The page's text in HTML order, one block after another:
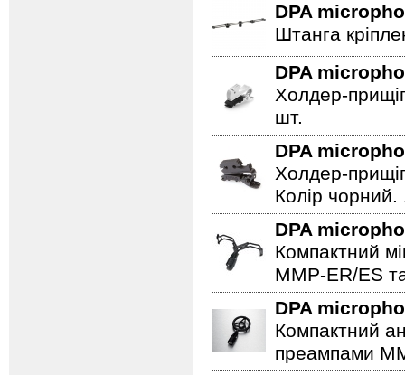
DPA
Штанга
DPA
Холдер-
шт.
DPA
Холдер-
Колір
DPA
Компактний
MMP-ER/ES
DPA
Компактний
преампами